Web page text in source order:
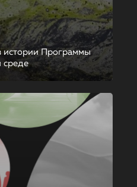
истории Программы